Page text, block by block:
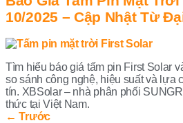
10/2025 – Cập Nhật Từ
Tìm hiểu báo giá tấm pin First Solar
so sánh công nghệ, hiệu suất và lựa
tín. XBSolar – nhà phân phối
thức tại Việt Nam.
← Trước